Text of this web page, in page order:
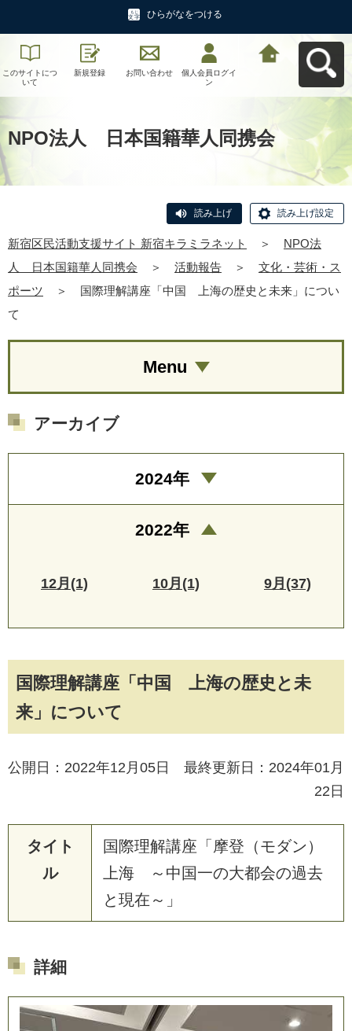
ひらがなをつける
このサイトにつ
いて
新規登録 お問い合わせ
個人会員ログイ
ン
NPO法人 日本国籍華人同携会
読み上げ 読み上げ設定
新宿区民活動支援サイト 新宿キラミラネット ＞
NPO法
人 日本国籍華人同携会
＞ 活動報告 ＞
文化・芸術・ス
ポーツ
＞
国際理解講座「中国 上海の歴史と未来」につい
て
国際理解講座「中国 上海の歴史と未
来」について
公開日：2022年12月05日 最終更新日：2024年01月
22日
タイト
ル
国 際理解講座 「 摩登 （モダン）
上海 ～ 中 国一の大都会の過去
と現在 ～ 」
詳細
Menu
アーカイブ
2024年
2022年
12月(1) 10月(1) 9月(37)